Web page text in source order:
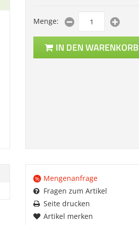
Menge:
IN DEN WARENKORB
%
Mengenanfrage
Fragen zum Artikel
Seite drucken
Artikel merken